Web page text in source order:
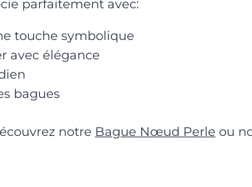
parfaitement avec:
touche symbolique
avec élégance
bagues
notre Bague Nœud Perle ou